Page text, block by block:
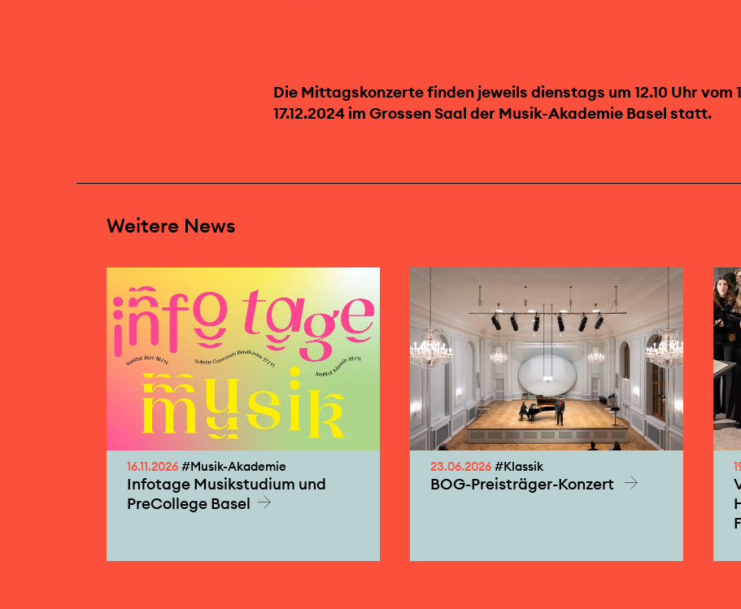
Die Mittagskonzerte finden jeweils dienstags um 12.10 Uhr vom
17.12.2024 im Grossen Saal der Musik-Akademie Basel statt.
Weitere News
16.11.2026 #Musik-Akademie
Infotage Musikstudium und
PreCollege Basel
23.06.2026 #Klassik
BOG-Preisträger-Konzert